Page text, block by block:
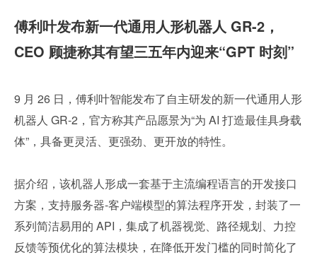
傅利叶发布新一代通用人形机器人 GR-2，
CEO 顾捷称其有望三五年内迎来“GPT 时刻”
9 月 26 日，傅利叶智能发布了自主研发的新一代通用人形
机器人 GR-2，官方称其产品愿景为“为 AI 打造最佳具身载
体”，具备更灵活、更强劲、更开放的特性。
据介绍，该机器人形成一套基于主流编程语言的开发接口
方案，支持服务器-客户端模型的算法程序开发，封装了一
系列简洁易用的 API，集成了机器视觉、路径规划、力控
反馈等预优化的算法模块，在降低开发门槛的同时简化了